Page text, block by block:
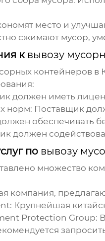
место и
сжимают мусор,
к вывозу
контейнеров в
должен иметь
норм: Поставщик
обеспечивать
должен
по вывозу
множество
компания,
Крупнейшая
Protection Group: